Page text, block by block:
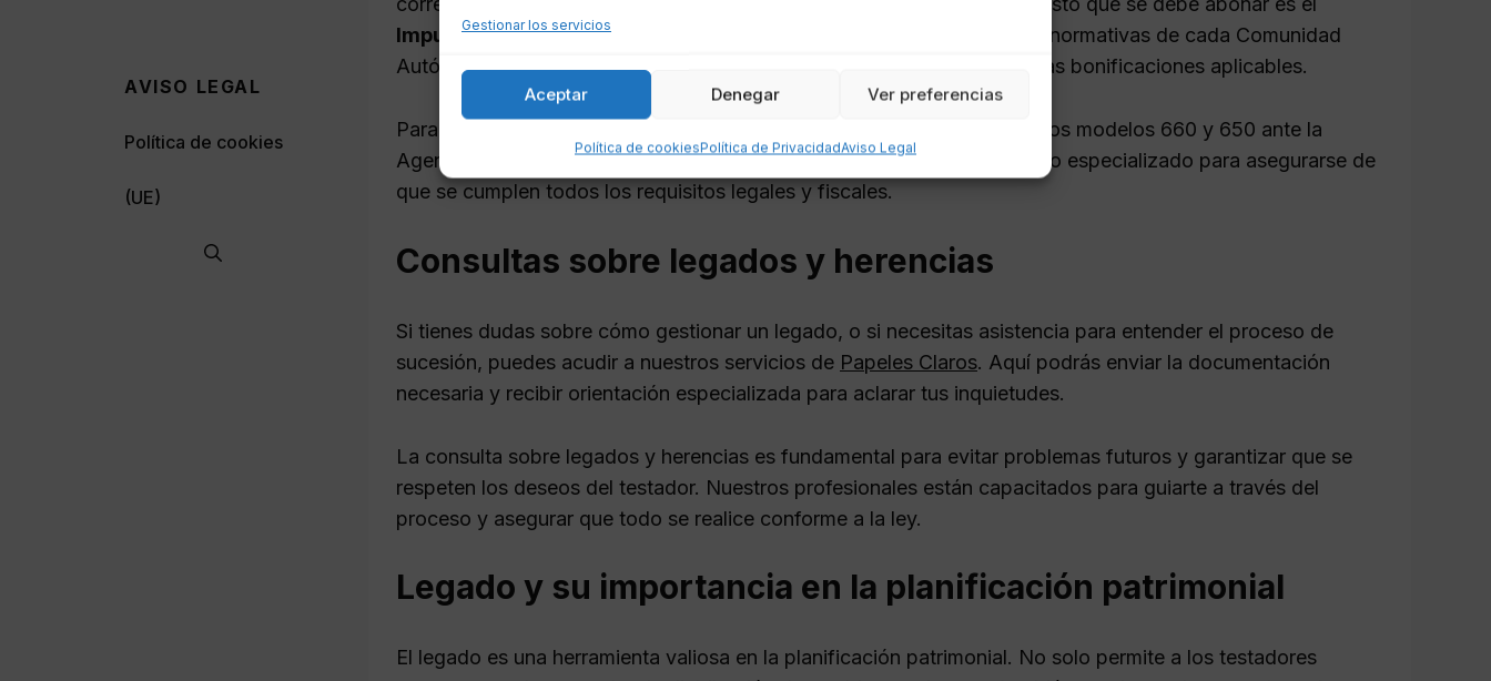
Gestionar los servicios
Aceptar Denegar Ver preferencias
Política de cookiesPolítica de PrivacidadAviso Legal
Impuesto de Sucesiones y Donaciones
, cuya cuantía varía según las normativas de cada Comunidad
Autónoma. Este impuesto se calcula en función del valor del legado y las bonificaciones aplicables.
Para cumplir con esta obligación tributaria, el legatario debe presentar los modelos 660 y 650 ante la
Agencia Tributaria. Es recomendable consultar con un gestor o abogado especializado para asegurarse de
que se cumplen todos los requisitos legales y fiscales.
Consultas sobre legados y herencias
Si tienes dudas sobre cómo gestionar un legado, o si necesitas asistencia para entender el proceso de
sucesión, puedes acudir a nuestros servicios de Papeles Claros. Aquí podrás enviar la documentación
necesaria y recibir orientación especializada para aclarar tus inquietudes.
La consulta sobre legados y herencias es fundamental para evitar problemas futuros y garantizar que se
respeten los deseos del testador. Nuestros profesionales están capacitados para guiarte a través del
proceso y asegurar que todo se realice conforme a la ley.
Legado y su importancia en la planificación patrimonial
El legado es una herramienta valiosa en la planificación patrimonial. No solo permite a los testadores
AVISO LEGAL
Política de cookies
(UE)